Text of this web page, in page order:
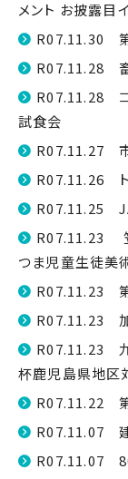
メント お披露目
R07.11.30
R07.11.28
R07.11.28 コ
試食会
R07.11.27
R07.11.26
R07.11.25
R07.11.23 笠
つま児童生徒美
R07.11.23
R07.11.23
R07.11.23
杯鹿児島県地区
R07.11.22
R07.11.07
R07.11.07